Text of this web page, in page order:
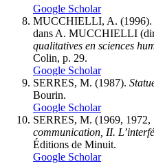
Google Scholar
MUCCHIELLI, A. (1996).
dans A. MUCCHIELLI
qualitatives en sciences
Colin, p. 29.
Google Scholar
SERRES, M. (1987).
Bourin.
Google Scholar
SERRES, M. (1969, 1972,
communication, II.
Éditions de Minuit.
Google Scholar